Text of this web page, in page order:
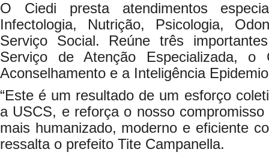
O Ciedi presta atendimentos
Infectologia, Nutrição, Psicologia,
Serviço Social. Reúne três
Serviço de Atenção Especializada, o
Aconselhamento e a Inteligência
“Este é um resultado de um esforço
a USCS, e reforça o nosso
mais humanizado, moderno e eficiente
ressalta o prefeito Tite Campanella.